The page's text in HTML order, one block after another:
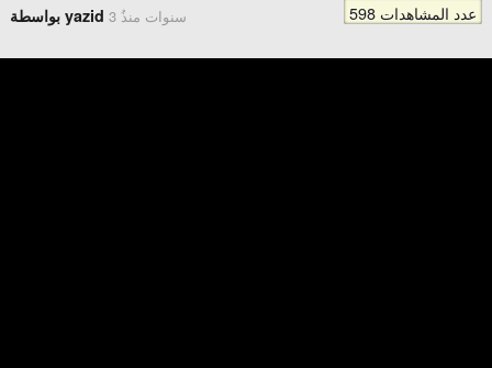
بواسطة yazid 3 سنوات منذُ 598 عدد المشاهدات